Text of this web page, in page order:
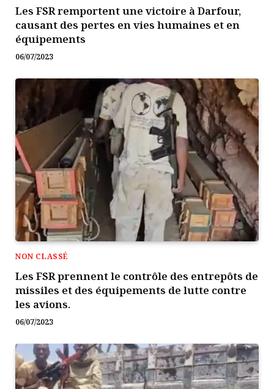
Les FSR remportent une victoire à Darfour,
causant des pertes en vies humaines et en
équipements
06/07/2023
NON CLASSÉ
Les FSR prennent le contrôle des entrepôts de
missiles et des équipements de lutte contre
les avions.
06/07/2023